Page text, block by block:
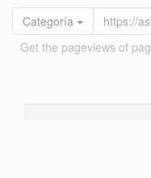
Categoría
Get the pageviews of